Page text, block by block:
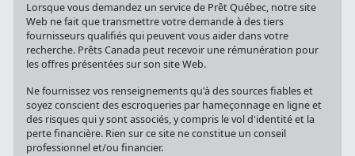
Lorsque vous demandez un service de Prêt Québec, notre site
Web ne fait que transmettre votre demande à des tiers
fournisseurs qualifiés qui peuvent vous aider dans votre
recherche. Prêts Canada peut recevoir une rémunération pour
les offres présentées sur son site Web.
Ne fournissez vos renseignements qu'à des sources fiables et
soyez conscient des escroqueries par hameçonnage en ligne et
des risques qui y sont associés, y compris le vol d'identité et la
perte financière. Rien sur ce site ne constitue un conseil
professionnel et/ou financier.